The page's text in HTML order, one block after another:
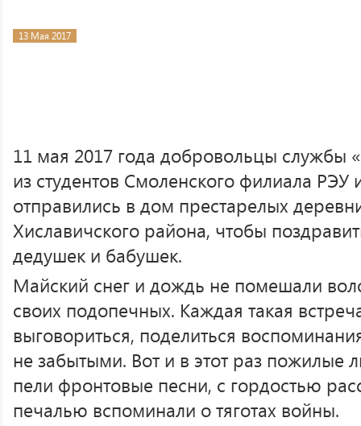
13 Мая 2017
11 мая 2017 года добровольцы службы
из студентов Смоленского филиала РЭУ
отправились в дом престарелых
Хиславичского района, чтобы
дедушек и бабушек.
Майский снег и дождь не помешали
своих подопечных. Каждая такая
выговориться, поделиться
не забытыми. Вот и в этот раз пожилые
пели фронтовые песни, с гордостью
печалью вспоминали о тяготах войны.